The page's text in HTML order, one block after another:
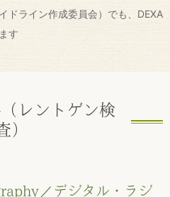
ドライン作成委員会）でも、DEXA
す
レントゲン検
）
／デジタル・ラジ